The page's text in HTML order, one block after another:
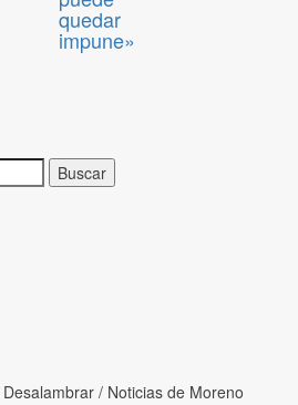
quedar
impune»
/ Noticias de Moreno